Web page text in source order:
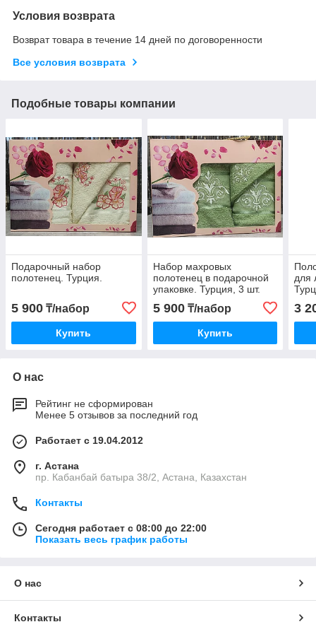
Условия возврата
Возврат товара в течение 14 дней по договоренности
Все условия возврата
Подобные товары компании
Подарочный набор
полотенец. Турция.
5 900 ₸/набор
Купить
Набор махровых
полотенец в подарочной
упаковке. Турция, 3 шт.
5 900₸/набор
Купить
для
3
О нас
Рейтинг не сформирован
Менее 5 отзывов за последний год
Работает с 19.04.2012
г. Астана
пр. Кабанбай батыра 38/2, Астана, Казахстан
Контакты
Сегодня работает с 08:00 до 22:00
Показать весь график работы
О нас
Контакты